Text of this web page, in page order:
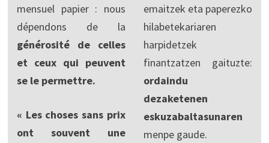
mensuel papier : nous
dépendons de la
générosité de celles
et ceux qui peuvent
se le permettre.
« Les choses sans prix
ont souvent une
emaitzek eta paperezko
hilabetekariaren
harpidetzek
finantzatzen gaituzte:
ordaindu
dezaketenen
eskuzabaltasunaren
menpe gaude.